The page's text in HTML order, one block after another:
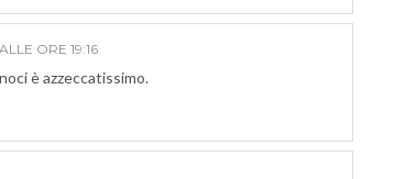
ORE 19:16
è azzeccatissimo.